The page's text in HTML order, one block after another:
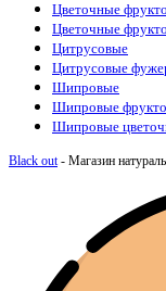
Цветочные
Цветочные
Цитрусовые
Цитрусовые
Шипровые
Шипровые
Шипровые
Black out- Магазин